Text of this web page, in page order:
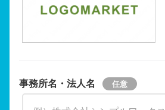
事務所名・法人名